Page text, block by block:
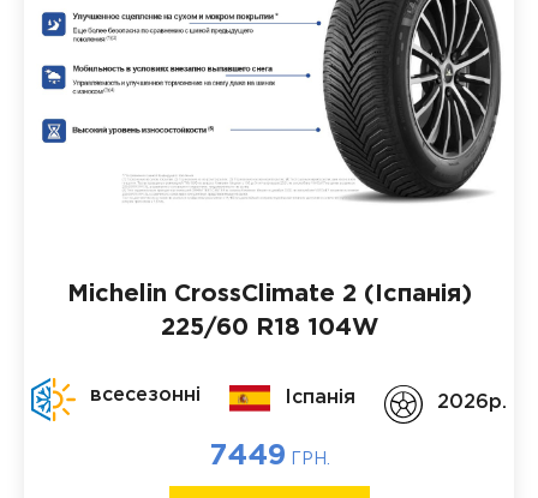
Michelin CrossClimate 2 (Іспанія)
225/60 R18 104W
всесезонні Іспанія 2026p.
7449 ГРН.